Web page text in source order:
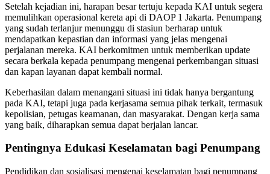
Setelah kejadian ini, harapan besar tertuju kepada KAI untuk segera
memulihkan operasional kereta api di DAOP 1 Jakarta. Penumpang
yang sudah terlanjur menunggu di stasiun berharap untuk
mendapatkan kepastian dan informasi yang jelas mengenai
perjalanan mereka. KAI berkomitmen untuk memberikan update
secara berkala kepada penumpang mengenai perkembangan situasi
dan kapan layanan dapat kembali normal.
Keberhasilan dalam menangani situasi ini tidak hanya bergantung
pada KAI, tetapi juga pada kerjasama semua pihak terkait, termasuk
kepolisian, petugas keamanan, dan masyarakat. Dengan kerja sama
yang baik, diharapkan semua dapat berjalan lancar.
Pentingnya Edukasi Keselamatan bagi Penumpang
Pendidikan dan sosialisasi mengenai keselamatan bagi penumpang